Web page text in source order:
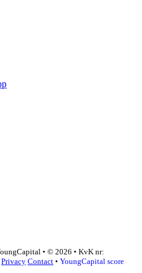
• © 2026 • KvK nr:
Privacy Contact • YoungCapital score